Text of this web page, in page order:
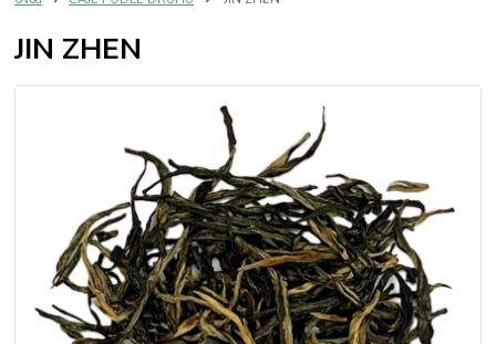
JIN ZHEN